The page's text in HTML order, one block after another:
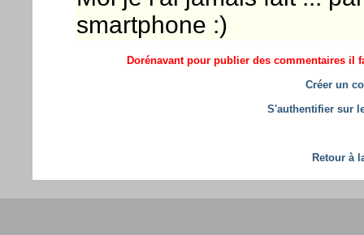
smartphone :)
Dorénavant pour publier des commentaires il
Créer un
S'authentifier sur
Retour à